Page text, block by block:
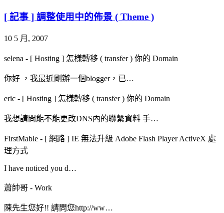
[ 記事 ] 調整使用中的佈景 ( Theme )
10 5 月, 2007
selena - [ Hosting ] 怎樣轉移 ( transfer ) 你的 Domain
你好 ，我最近剛辦一個blogger，已…
eric - [ Hosting ] 怎樣轉移 ( transfer ) 你的 Domain
我想請問能不能更改DNS內的聯繫資料 手…
FirstMable - [ 網路 ] IE 無法升級 Adobe Flash Player ActiveX 處
理方式
I have noticed you d…
蕭帥哥 - Work
陳先生您好!! 請問您http://ww…